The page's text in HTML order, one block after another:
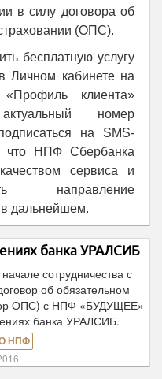
в силу договора об
(ОПС).
бесплатную услугу
кабинете на
клиента»
номер
на SMS-
что НПФ Сбербанка
сервиса и
направление
дальнейшем.
банка УРАЛСИБ
сотрудничества с
об обязательном
ОПС) с НПФ «БУДУЩЕЕ»
банка УРАЛСИБ.
НПФ